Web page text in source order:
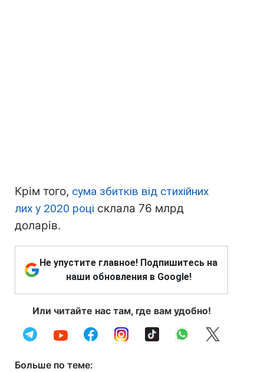
Крім того, сума збитків від стихійних
лих у 2020 році склала 76 млрд
доларів.
Не упустите главное! Подпишитесь на
наши обновления в Google!
Или читайте нас там, где вам удобно!
Больше по теме: